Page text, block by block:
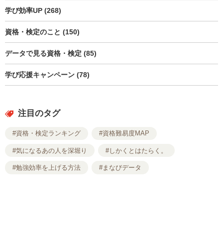
学び効率UP (268)
資格・検定のこと (150)
データで見る資格・検定 (85)
学び応援キャンペーン (78)
注目のタグ
#資格・検定ランキング #資格難易度MAP
#気になるあの人を深堀り #しかくとはたらく。
#勉強効率を上げる方法 #まなびデータ